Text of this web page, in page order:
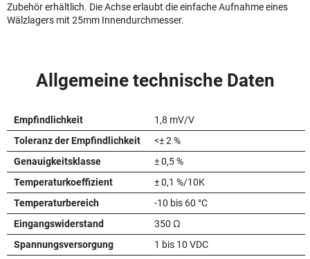
Zubehör erhältlich. Die Achse erlaubt die einfache Aufnahme eines
Wälzlagers mit 25mm Innendurchmesser.
Allgemeine technische Daten
Empfindlichkeit
1,8 mV/V
Toleranz der Empfindlichkeit
<± 2 %
Genauigkeitsklasse
± 0,5 %
Temperaturkoeffizient
± 0,1 %/10K
Temperaturbereich
-10 bis 60 °C
Eingangswiderstand
350 Ω
Spannungsversorgung
1 bis 10 VDC